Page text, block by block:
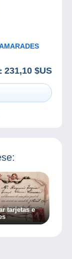
231,10 $US
tarjetas e